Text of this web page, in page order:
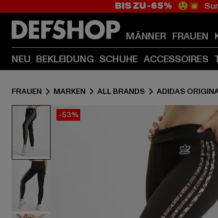
BIS ZU -65% 😲💥
MÄNNER FRAUEN
NEU BEKLEIDUNG SCHUHE ACCESSOIRES
FRAUEN MARKEN ALL BRANDS ADIDAS
-53%